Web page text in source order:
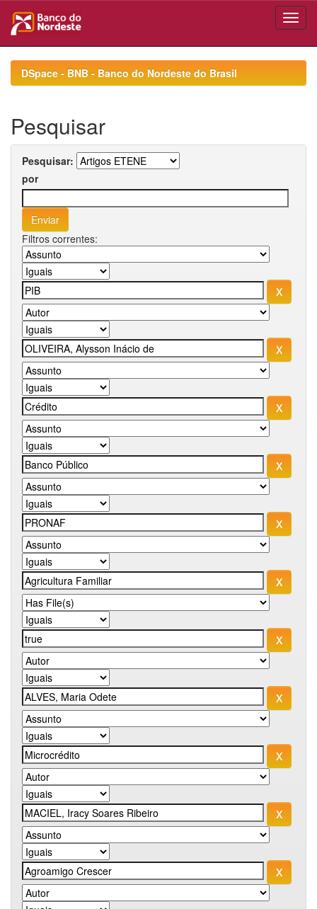
navigationDSpace - BNB - Banco do Nordeste do Brasil
Pesquisar
Pesquisar:
por
Filtros correntes: